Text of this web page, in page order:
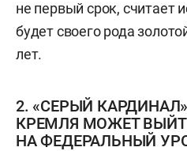
не первый срок, считает
будет своего рода
лет.
2. «СЕРЫЙ
КРЕМЛЯ МОЖЕТ
НА ФЕДЕРАЛЬНЫЙ